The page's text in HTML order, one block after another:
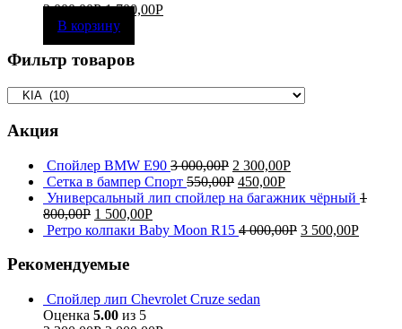
2 000,00Р 1 700,00Р
В корзину
Фильтр товаров
Акция
Спойлер BMW E90 3 000,00Р 2 300,00Р
Сетка в бампер Спорт 550,00Р 450,00Р
Универсальный лип спойлер на багажник чёрный 1
800,00Р 1 500,00Р
Ретро колпаки Baby Moon R15 4 000,00Р 3 500,00Р
Рекомендуемые
Спойлер лип Chevrolet Cruze sedan
Оценка 5.00 из 5